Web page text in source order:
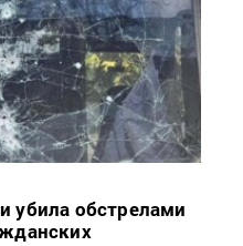
убила обстрелами